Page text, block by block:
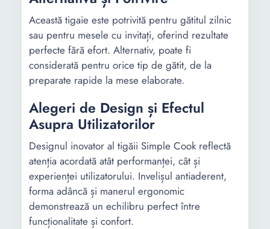
Această tigaie este potrivită pentru gătitul zilnic
sau pentru mesele cu invitați, oferind rezultate
perfecte fără efort. Alternativ, poate fi
considerată pentru orice tip de gătit, de la
preparate rapide la mese elaborate.
Alegeri de Design și Efectul
Asupra Utilizatorilor
Designul inovator al tigăii Simple Cook reflectă
atenția acordată atât performanței, cât și
experienței utilizatorului. Invelișul antiaderent,
forma adâncă și manerul ergonomic
demonstrează un echilibru perfect între
funcționalitate și confort.